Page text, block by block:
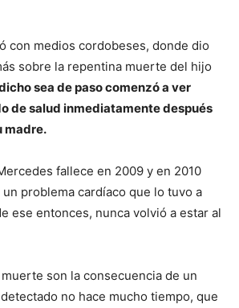
con medios cordobeses, donde dio
sobre la repentina muerte del hijo
sea de paso comenzó a ver
de salud inmediatamente después
madre.
fallece en 2009 y en 2010
problema cardíaco que lo tuvo a
ese entonces, nunca volvió a estar al
son la consecuencia de un
no hace mucho tiempo, que